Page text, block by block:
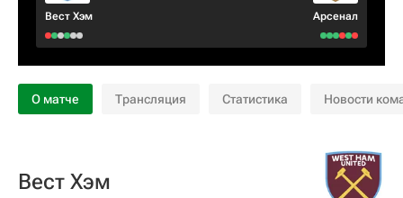
Вест Хэм Арсенал
О матче Трансляция Статистика Новости
Вест Хэм